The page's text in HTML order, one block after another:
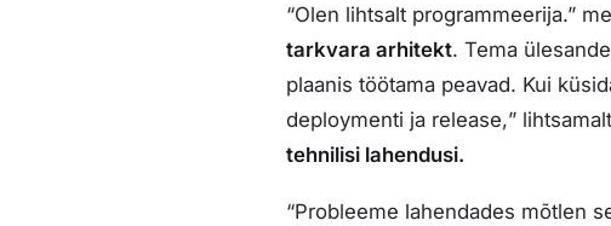
“Olen lihtsalt programmeerija.”
tarkvara arhitekt. Tema
plaanis töötama peavad. Kui
deploymenti ja release,”
tehnilisi lahendusi.
“Probleeme lahendades mõtlen